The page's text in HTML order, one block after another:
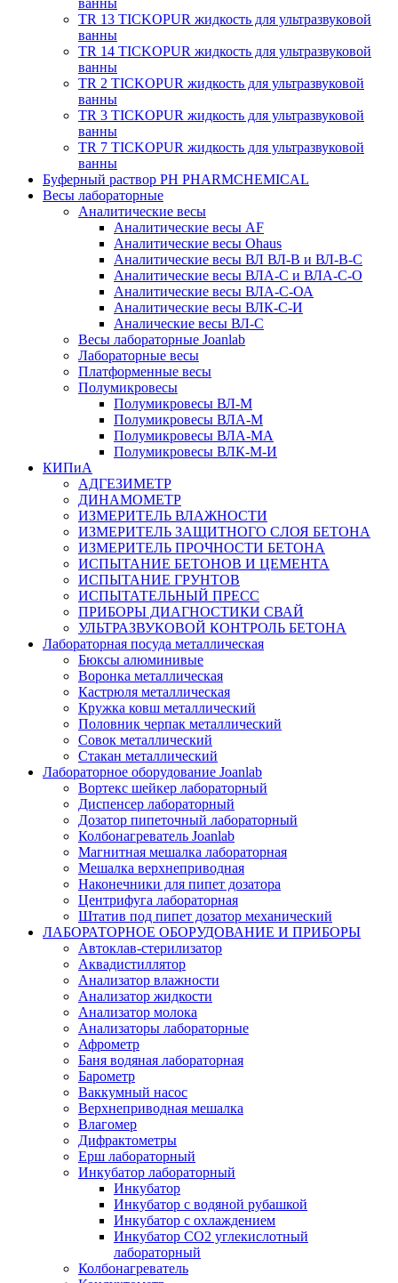
ванны
TR 13 TICKOPUR жидкость для ультразвуковой
ванны
TR 14 TICKOPUR жидкость для ультразвуковой
ванны
TR 2 TICKOPUR жидкость для ультразвуковой
ванны
TR 3 TICKOPUR жидкость для ультразвуковой
ванны
TR 7 TICKOPUR жидкость для ультразвуковой
ванны
Буферный раствор PH PHARMCHEMICAL
Весы лабораторные
Аналитические весы
Аналитические весы AF
Аналитические весы Ohaus
Аналитические весы ВЛ ВЛ-В и ВЛ-В-С
Аналитические весы ВЛА-С и ВЛА-С-О
Аналитические весы ВЛА-С-ОА
Аналитические весы ВЛК-С-И
Аналические весы ВЛ-С
Весы лабораторные Joanlab
Лабораторные весы
Платформенные весы
Полумикровесы
Полумикровесы ВЛ-М
Полумикровесы ВЛА-М
Полумикровесы ВЛА-МА
Полумикровесы ВЛК-М-И
КИПиА
АДГЕЗИМЕТР
ДИНАМОМЕТР
ИЗМЕРИТЕЛЬ ВЛАЖНОСТИ
ИЗМЕРИТЕЛЬ ЗАЩИТНОГО СЛОЯ БЕТОНА
ИЗМЕРИТЕЛЬ ПРОЧНОСТИ БЕТОНА
ИСПЫТАНИЕ БЕТОНОВ И ЦЕМЕНТА
ИСПЫТАНИЕ ГРУНТОВ
ИСПЫТАТЕЛЬНЫЙ ПРЕСС
ПРИБОРЫ ДИАГНОСТИКИ СВАЙ
УЛЬТРАЗВУКОВОЙ КОНТРОЛЬ БЕТОНА
Лабораторная посуда металлическая
Бюксы алюминивые
Воронка металлическая
Кастрюля металлическая
Кружка ковш металлический
Половник черпак металлический
Совок металлический
Стакан металлический
Лабораторное оборудование Joanlab
Вортекс шейкер лабораторный
Диспенсер лабораторный
Дозатор пипеточный лабораторный
Колбонагреватель Joanlab
Магнитная мешалка лабораторная
Мешалка верхнеприводная
Наконечники для пипет дозатора
Центрифуга лабораторная
Штатив под пипет дозатор механический
ЛАБОРАТОРНОЕ ОБОРУДОВАНИЕ И ПРИБОРЫ
Автоклав-стерилизатор
Аквадистиллятор
Анализатор влажности
Анализатор жидкости
Анализатор молока
Анализаторы лабораторные
Афрометр
Баня водяная лабораторная
Барометр
Ваккумный насос
Верхнеприводная мешалка
Влагомер
Дифрактометры
Ерш лабораторный
Инкубатор лабораторный
Инкубатор
Инкубатор с водяной рубашкой
Инкубатор с охлаждением
Инкубатор СО2 углекислотный
лабораторный
Колбонагреватель